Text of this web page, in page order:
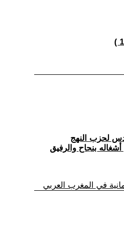
لحزب النهج
بنجاح والرفيق
في المغرب العربي